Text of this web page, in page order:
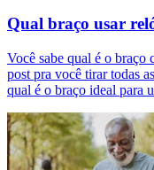
Qual braço usar
Você sabe qual é o braço
post pra você tirar todas
qual é o braço ideal para